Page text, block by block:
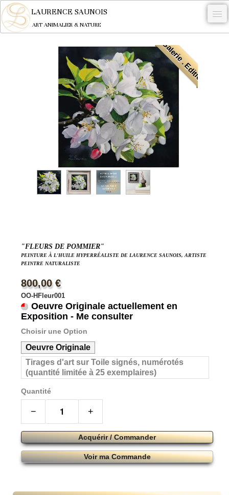
LAURENCE SAUNOIS
ART ANIMALIER & NATURE
NYMPHEUS LUMINANSIS.
COMMANDE
CONTACT
. Galerie . Edition
"FLEURS DE POMMIER"
PEINTURE À L'HUILE HYPERRÉALISTE DE LAURENCE SAUNOIS, ARTISTE
PEINTRE NATURALISTE
800,00 €
OO-HFleur001
Oeuvre Originale actuellement en
Exposition - Me consulter
Choisir une Option
Oeuvre Originale
Tirages d'art sur Toile signés, numérotés
(quantité limitée à 25 exemplaires)
Quantité
− +
Acquérir / Commander
Voir ma Commande